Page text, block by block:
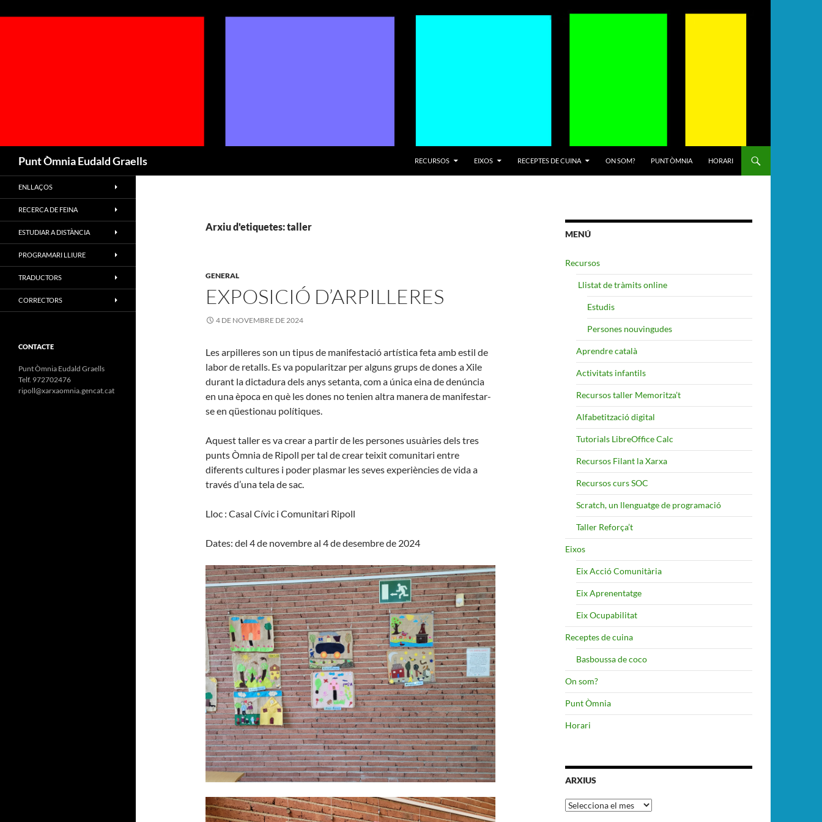
Punt Òmnia Eudald Graells
RECURSOS
EIXOS RECEPTES DE CUINA ON SOM? PUNT ÒMNIA HORARI
Arxiu d'etiquetes: taller
GENERAL
EXPOSICIÓ D’ARPILLERES
4 DE NOVEMBRE DE 2024
Les arpilleres son un tipus de manifestació artística feta amb estil de
labor de retalls. Es va popularitzar per alguns grups de dones a Xile
durant la dictadura dels anys setanta, com a única eina de denúncia
en una època en què les dones no tenien altra manera de manifestar-
se en qüestionau polítiques.
Aquest taller es va crear a partir de les persones usuàries dels tres
punts Òmnia de Ripoll per tal de crear teixit comunitari entre
diferents cultures i poder plasmar les seves experiències de vida a
través d’una tela de sac.
Lloc : Casal Cívic i Comunitari Ripoll
Dates: del 4 de novembre al 4 de desembre de 2024
MENÚ
Recursos
​ Llistat de tràmits online
Estudis
Persones nouvingudes
Aprendre català
Activitats infantils
Recursos taller Memoritza’t
Alfabetització digital
Tutorials LibreOffice Calc
Recursos Filant la Xarxa
Recursos curs SOC
Scratch, un llenguatge de programació
Taller Reforça’t
Eixos
Eix Acció Comunitària
Eix Aprenentatge
Eix Ocupabilitat
Receptes de cuina
Basboussa de coco
On som?
Punt Òmnia
Horari
ARXIUS
Arxius
ENLLAÇOS
RECERCA DE FEINA
ESTUDIAR A DISTÀNCIA
PROGRAMARI LLIURE
TRADUCTORS
CORRECTORS
CONTACTE
Punt Òmnia Eudald Graells
Telf. 972702476
ripoll@xarxaomnia.gencat.cat